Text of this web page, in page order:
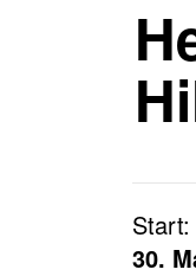
Start:
30.